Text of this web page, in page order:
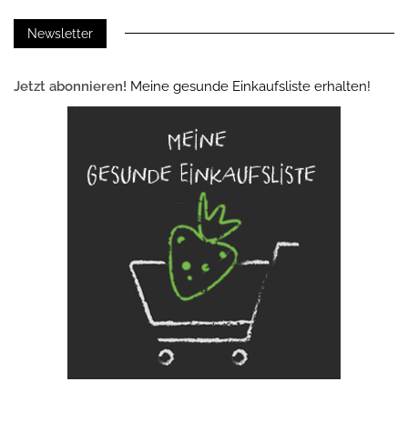
Newsletter
Jetzt abonnieren! Meine gesunde Einkaufsliste erhalten!